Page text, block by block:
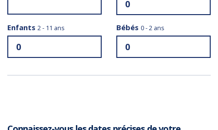
Enfants 2 - 11 ans Bébés 0 - 2 ans